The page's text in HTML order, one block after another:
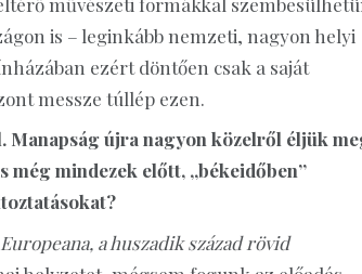
is – leginkább nemzeti, nagyon helyi
ezért döntően csak a saját
messze túllép ezen.
Manapság újra nagyon közelről éljük
mindezek előtt, „békeidőben”
Europeana, a huszadik század rövid